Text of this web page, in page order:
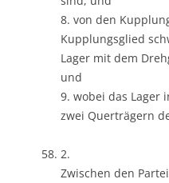
8. von den
Kupplungsglied
Lager mit dem
und
9. wobei das Lager
zwei Querträgern
2.
Zwischen den